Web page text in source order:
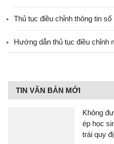
Thủ tục điều chỉnh thông tin
Hướng dẫn thủ tục điều chỉnh
TIN VĂN BẢN MỚI
Không
ép học
trái quy